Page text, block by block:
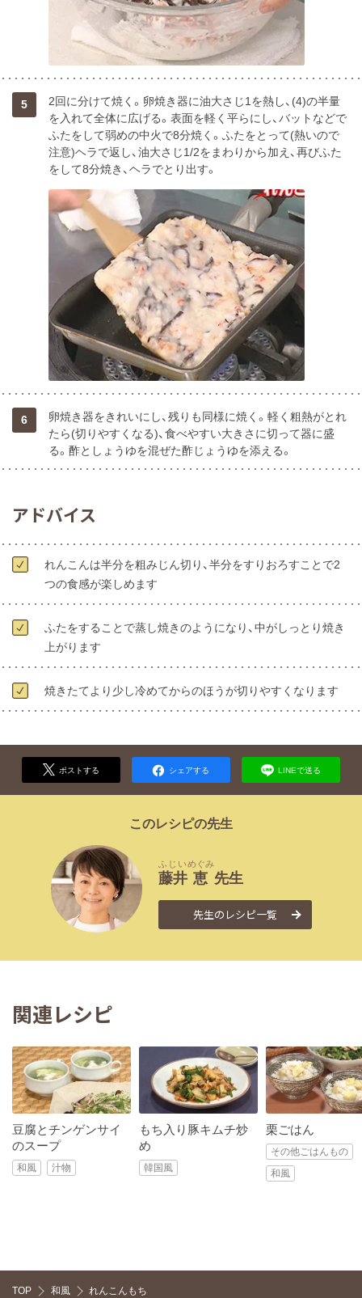
5
2回に分けて焼く。卵焼き器に油大さじ1を熱し、(4)の半量
を入れて全体に広げる。表面を軽く平らにし、バットなどで
ふたをして弱めの中火で8分焼く。ふたをとって(熱いので
注意)ヘラで返し、油大さじ1/2をまわりから加え、再びふた
をして8分焼き、ヘラでとり出す。
6
卵焼き器をきれいにし、残りも同様に焼く。軽く粗熱がとれ
たら(切りやすくなる)、食べやすい大きさに切って器に盛
る。酢としょうゆを混ぜた酢じょうゆを添える。
アドバイス
れんこんは半分を粗みじん切り、半分をすりおろすことで2
つの食感が楽しめます
ふたをすることで蒸し焼きのようになり、中がしっとり焼き
上がります
焼きたてより少し冷めてからのほうが切りやすくなります
ポストする シェアする LINEで送る
このレシピの先生
藤井
ふじい
恵
めぐみ
先生
先生のレシピ一覧
関連レシピ
豆腐とチンゲンサイ
のスープ
和風 汁物
もち入り豚キムチ炒
め
韓国風
栗ごはん
その他ごはんもの
和風
TOP 和風 れんこんもち